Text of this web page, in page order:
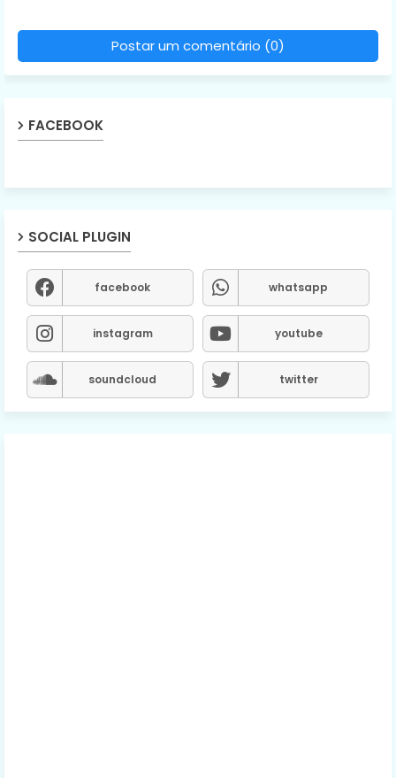
Postar um comentário (0)
FACEBOOK
SOCIAL PLUGIN
facebook whatsapp
instagram youtube
soundcloud twitter